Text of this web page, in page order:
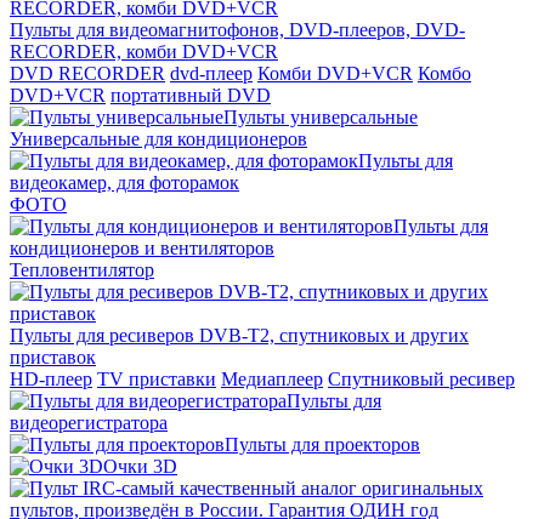
Пульты для видеомагнитофонов, DVD-плееров, DVD-
RECORDER, комби DVD+VCR
DVD RECORDER dvd-плеер Комби DVD+VCR Комбо
DVD+VCR портативный DVD
Пульты универсальные
Универсальные для кондиционеров
Пульты для
видеокамер, для фоторамок
ФОТО
Пульты для
кондиционеров и вентиляторов
Тепловентилятор
Пульты для ресиверов DVB-T2, спутниковых и других
приставок
HD-плеер TV приставки Медиаплеер Спутниковый ресивер
Пульты для
видеорегистратора
Пульты для проекторов
Очки 3D